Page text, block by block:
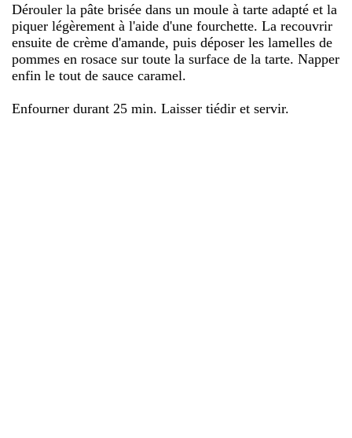
Dérouler la pâte brisée dans un moule à tarte adapté et la
piquer légèrement à l'aide d'une fourchette. La recouvrir
ensuite de crème d'amande, puis déposer les lamelles de
pommes en rosace sur toute la surface de la tarte. Napper
enfin le tout de sauce caramel.
Enfourner durant 25 min. Laisser tiédir et servir.